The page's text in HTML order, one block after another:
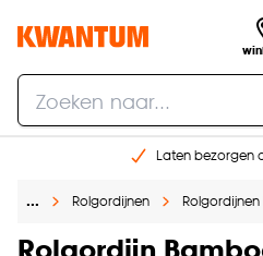
Laten bezorgen
Gratis raam advies
… Rolgordijnen Rolgordijnen
Rolgordijn